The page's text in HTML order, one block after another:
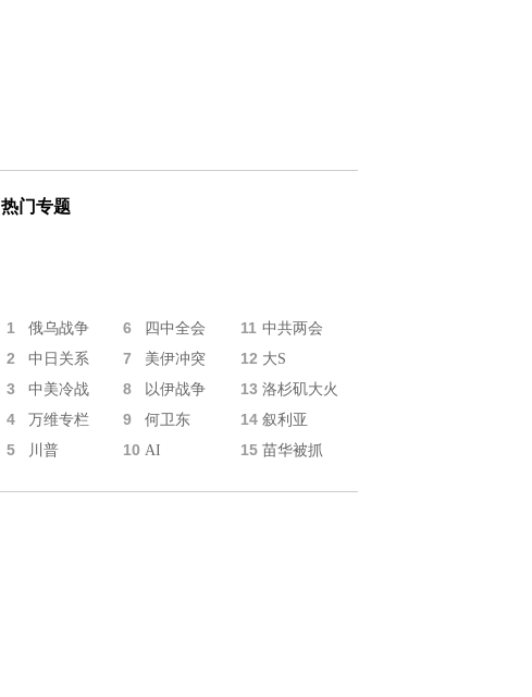
热门专题
1 俄乌战争 6 四中全会 11 中共两会
2 中日关系 7 美伊冲突 12 大S
3 中美冷战 8 以伊战争 13 洛杉矶大火
4 万维专栏 9 何卫东 14 叙利亚
5 川普 10 AI 15 苗华被抓